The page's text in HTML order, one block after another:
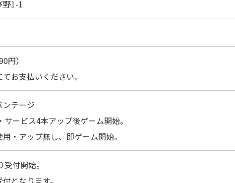
野1-1
円）
お支払いください。
ンテージ
ービス4本アップ後ゲーム開始。
・アップ無し、即ゲーム開始。
付開始。
となります。